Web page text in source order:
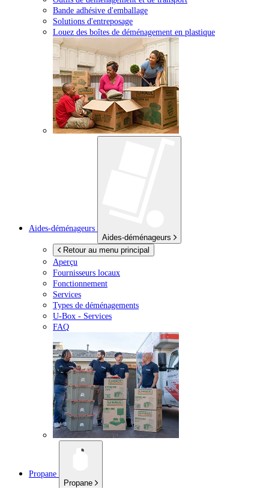
Bande adhésive d'emballage
Solutions d'entreposage
Louez des boîtes de déménagement en plastique
Aides-déménageurs
Aides-déménageurs
Retour au menu principal
Aperçu
Fournisseurs locaux
Fonctionnement
Services
Types de déménagements
U-Box - Services
FAQ
Propane
Propane